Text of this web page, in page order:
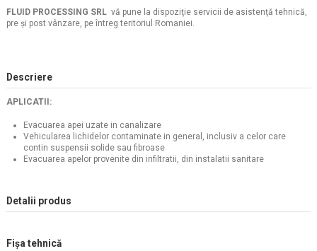
FLUID PROCESSING SRL vă pune la dispoziţie servicii de asistenţă tehnică,
pre şi post vânzare, pe întreg teritoriul Romaniei.
Descriere
APLICATII:
Evacuarea apei uzate in canalizare
Vehicularea lichidelor contaminate in general, inclusiv a celor care
contin suspensii solide sau fibroase
Evacuarea apelor provenite din infiltratii, din instalatii sanitare
Detalii produs
Fișa tehnică